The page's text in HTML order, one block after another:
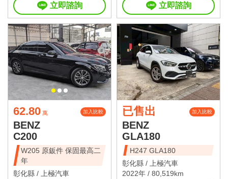
立即諮詢 立即諮詢
62.80 萬 加入比較
BENZ
C200
W205 原鈑件 保固最高二
年
彰化縣 /
上極汽車
已售出 加入比較
BENZ
GLA180
H247 GLA180
彰化縣 /
上極汽車
2022年 / 80,519km